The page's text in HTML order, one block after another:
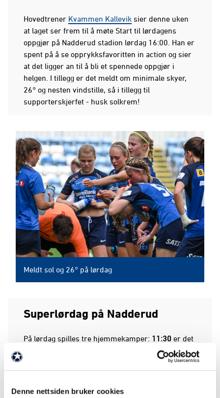
Denne nettsiden bruker cookies
Hovedtrener Kvammen Kallevik sier denne uken
at laget ser frem til å møte Start til lørdagens
oppgjør på Nadderud stadion lørdag 16:00. Han er
spent på å se opprykksfavoritten in action og sier
at det ligger an til å bli et spennede oppgjør i
helgen. I tillegg er det meldt om minimale skyer,
26° og nesten vindstille, så i tillegg til
supporterskjerfet - husk solkrem!
Meldt sol og 26° på lørdag
Superlørdag på Nadderud
På lørdag spilles tre hjemmekamper: 11:30 er det
Tobbebanen. Litt senere på samme bane (Tobbe)
15:00er detU17 Regional-kamp:Stabæk - Lynog